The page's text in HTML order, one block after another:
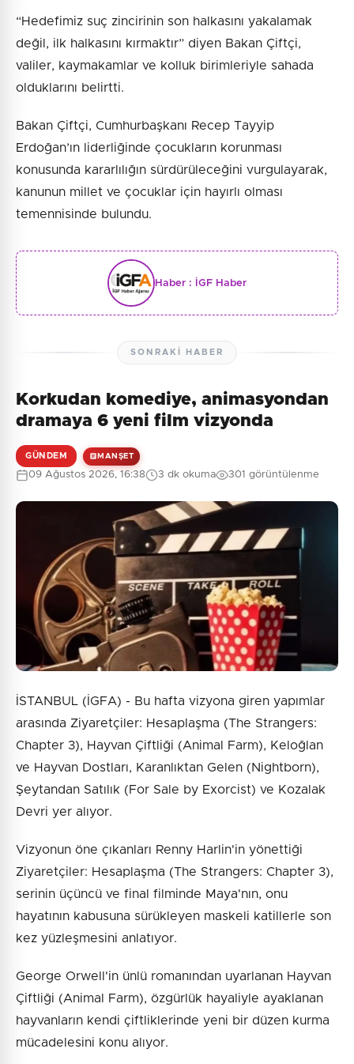
“Hedefimiz suç zincirinin son halkasını yakalamak
değil, ilk halkasını kırmaktır” diyen Bakan Çiftçi,
valiler, kaymakamlar ve kolluk birimleriyle sahada
olduklarını belirtti.
Bakan Çiftçi, Cumhurbaşkanı Recep Tayyip
Erdoğan’ın liderliğinde çocukların korunması
konusunda kararlılığın sürdürüleceğini vurgulayarak,
kanunun millet ve çocuklar için hayırlı olması
temennisinde bulundu.
Haber : İGF Haber
SONRAKI HABER
Korkudan komediye, animasyondan
dramaya 6 yeni film vizyonda
GÜNDEM MANŞET
09 Ağustos 2026, 16:38 3 dk okuma 301 görüntülenme
İSTANBUL (İGFA) - Bu hafta vizyona giren yapımlar
arasında Ziyaretçiler: Hesaplaşma (The Strangers:
Chapter 3), Hayvan Çiftliği (Animal Farm), Keloğlan
ve Hayvan Dostları, Karanlıktan Gelen (Nightborn),
Şeytandan Satılık (For Sale by Exorcist) ve Kozalak
Devri yer alıyor.
Vizyonun öne çıkanları Renny Harlin'in yönettiği
Ziyaretçiler: Hesaplaşma (The Strangers: Chapter 3),
serinin üçüncü ve final filminde Maya'nın, onu
hayatının kabusuna sürükleyen maskeli katillerle son
kez yüzleşmesini anlatıyor.
George Orwell'in ünlü romanından uyarlanan Hayvan
Çiftliği (Animal Farm), özgürlük hayaliyle ayaklanan
hayvanların kendi çiftliklerinde yeni bir düzen kurma
mücadelesini konu alıyor.